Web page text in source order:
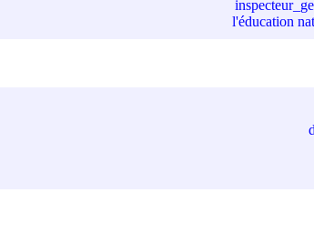
l'éducation